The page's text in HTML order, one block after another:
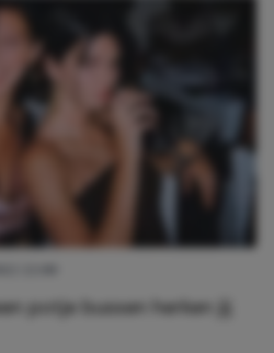
potje bussen herken jij